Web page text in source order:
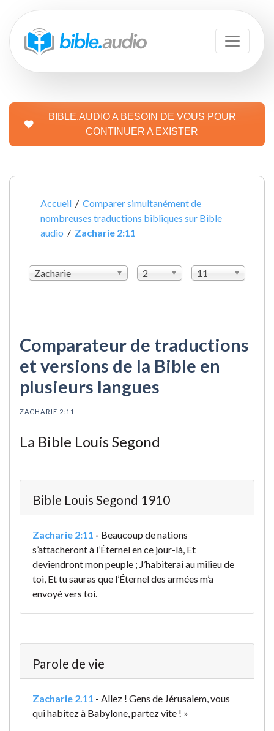
BIBLE.AUDIO A BESOIN DE VOUS POUR
CONTINUER A EXISTER
Accueil /Comparer simultanément de
nombreuses traductions bibliques sur Bible
audio / Zacharie 2:11
Zacharie 2 11
Comparateur de traductions
et versions de la Bible en
plusieurs langues
ZACHARIE 2:11
La Bible Louis Segond
Bible Louis Segond 1910
Zacharie 2:11 - Beaucoup de nations
s’attacheront à l’Éternel en ce jour-là, Et
deviendront mon peuple ; J’habiterai au milieu de
toi, Et tu sauras que l’Éternel des armées m’a
envoyé vers toi.
Parole de vie
Zacharie 2.11 - Allez ! Gens de Jérusalem,vous
qui habitez à Babylone,partez vite ! »